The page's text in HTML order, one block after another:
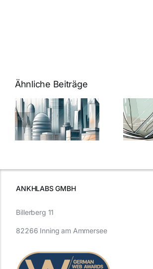
Ähnliche Beiträge
5 Gründe,
warum
Nanoversiegelung
auf Glas
ANKHLABS GMBH
Billerberg 11
82266 Inning am Ammersee